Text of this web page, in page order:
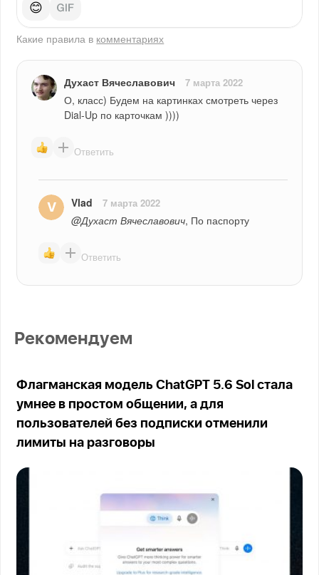
😊
Какие правила в комментариях
Духаст Вячеславович 7 марта 2022
О, класс) Будем на картинках смотреть через
Dial-Up по карточкам ))))
Ответить
Vlad 7 марта 2022
@Духаст Вячеславович, По паспорту
Ответить
Рекомендуем
Флагманская модель ChatGPT 5.6 Sol стала
умнее в простом общении, а для
пользователей без подписки отменили
лимиты на разговоры